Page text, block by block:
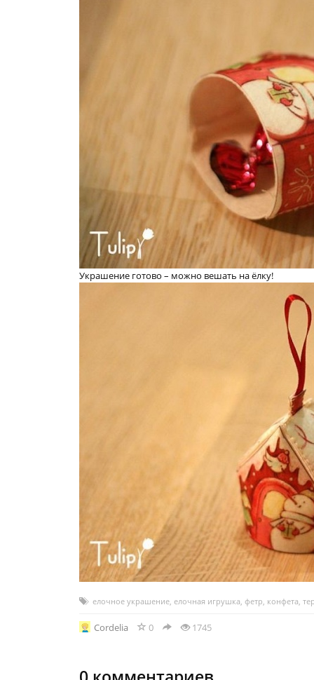
Украшение готово – можно вешать на ёлку!
елочное украшение, елочная игрушка, фетр, конфета,
Cordelia 0 1745